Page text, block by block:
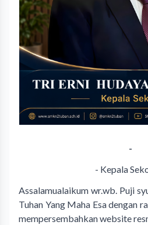
-
- Kepala
Assalamualaikum wr.wb. Puji
Tuhan Yang Maha Esa dengan
mempersembahkan website